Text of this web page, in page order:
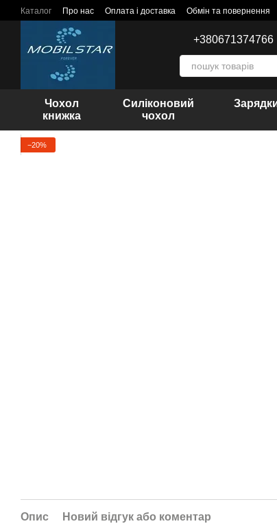
Перейти до основного контенту
Каталог Про нас Оплата і доставка Обмін та повернення
+380671374766
Чохол
книжка
Силіконовий
чохол
−20%
Опис Новий відгук або коментар